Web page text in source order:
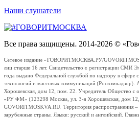
Наши слушатели
Все права защищены. 2014-2026 ©
Сетевое издание «ГОВОРИТМОСКВА.РУ/
лиц старше 16 лет. Свидетельство о регистрации СМИ
года выдано Федеральной службой по надзору в сфере
технологий и массовых коммуникаций
Хорошевская, дом 12, пом. 22. Учредитель Общество с
«РУ ФМ» (123298 Москва, ул. 3-я Хорошевская, дом
GOVORITMOSKVA.RU. Территория распространения
зарубежные страны. Языки: русский и английский.